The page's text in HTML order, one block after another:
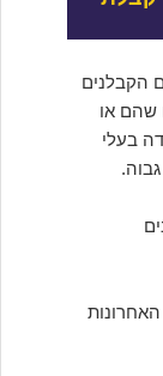
הקבלנים
שהם או
בעלי
ב 5 שנים
ניסיון ב 8 השנים האחרונות